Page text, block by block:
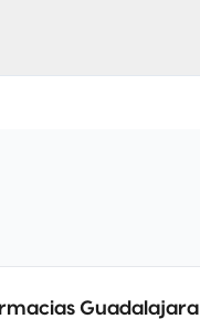
Guadalajara